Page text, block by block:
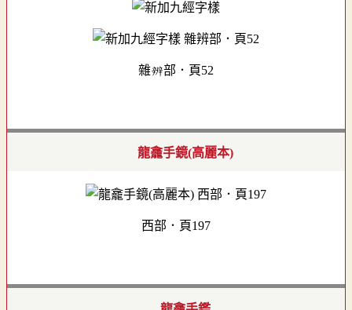
雜辨部．頁52
龍龕手鏡(高麗本)
西部．頁197